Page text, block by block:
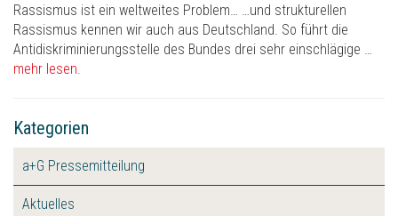
Rassismus ist ein weltweites Problem… …und strukturellen
Rassismus kennen wir auch aus Deutschland. So führt die
Antidiskriminierungsstelle des Bundes drei sehr einschlägige …
mehr lesen.
Kategorien
a+G Pressemitteilung
Aktuelles